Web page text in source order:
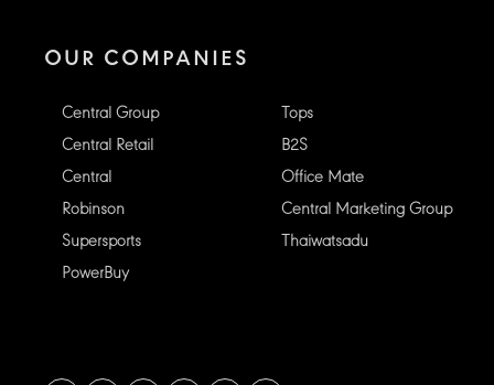
OUR COMPANIES
Central Group
Central Retail
Central
Robinson
Supersports
PowerBuy
Tops
B2S
Office Mate
Central Marketing Group
Thaiwatsadu